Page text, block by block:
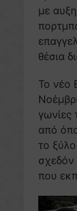
με
θέσια
Το νέο
γωνίες
από
το
που